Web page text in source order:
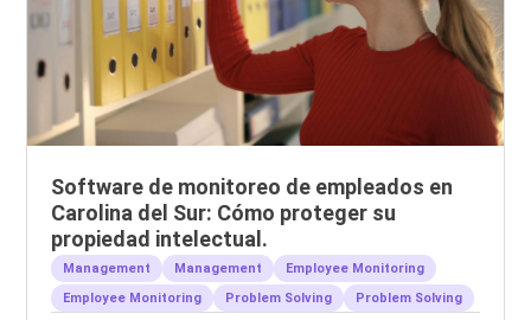
Software de monitoreo de empleados en
Carolina del Sur: Cómo proteger su
propiedad intelectual.
Management Management
Employee Monitoring
Employee Monitoring
Problem Solving Problem Solving